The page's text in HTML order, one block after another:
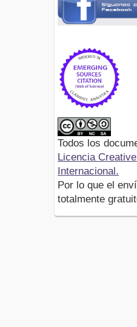
Todos los
Licencia
Internacional.
Por lo que el
totalmente